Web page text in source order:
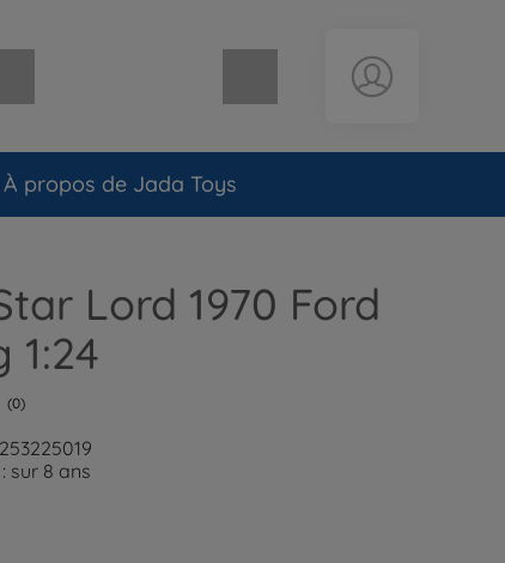
À propos de Jada Toys
Lord 1970 Ford
1:24
(0)
sur 8 ans